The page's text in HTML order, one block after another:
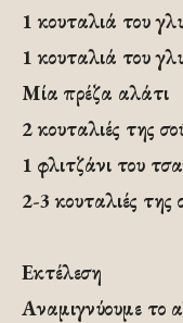
1 κουταλιά του
1 κουταλιά του
Μία πρέζα αλάτι
2 κουταλιές της
1 φλιτζάνι του
2-3 κουταλιές της
Εκτέλεση
Αναμιγνύουμε το